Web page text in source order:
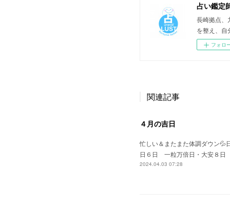
占い鑑定
長崎拠点、
を整え、自
フォロ
関連記事
４月の吉日
忙しい＆またまた体調ダウン
日６日 一粒万倍日・大安８
2024.04.03 07:28